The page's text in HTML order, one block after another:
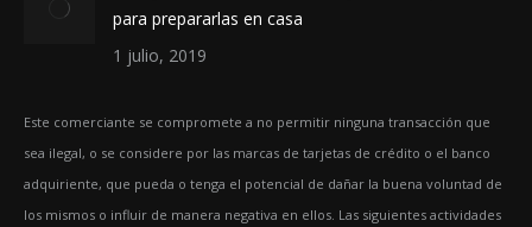
para prepararlas en casa
1 julio, 2019
Este comerciante se compromete a no permitir ninguna transacción que
sea ilegal, o se considere por las marcas de tarjetas de crédito o el banco
adquiriente, que pueda o tenga el potencial de dañar la buena voluntad de
los mismos o influir de manera negativa en ellos. Las siguientes actividades